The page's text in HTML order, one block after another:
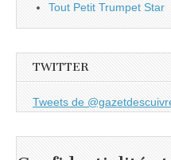
Tout Petit Trumpet Star
TWITTER
Tweets de